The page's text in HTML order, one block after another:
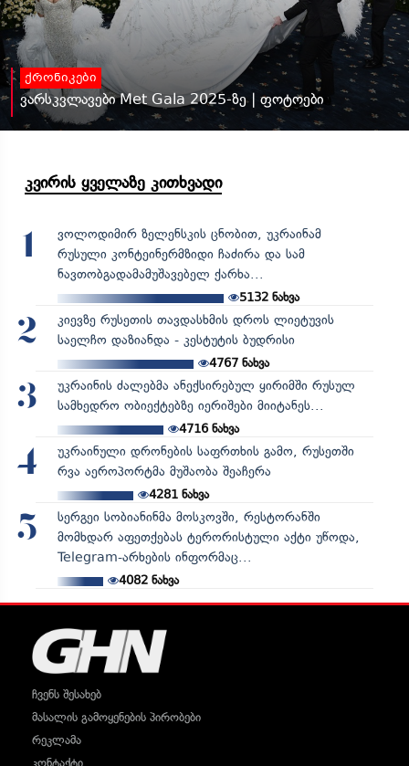
ქრონიკები
ვარსკვლავები Met Gala 2025-ზე | ფოტოები
კვირის ყველაზე კითხვადი
1
ვოლოდიმირ ზელენსკის ცნობით, უკრაინამ
რუსული კონტეინერმზიდი ჩაძირა და სამ
ნავთობგადამამუშავებელ ქარხა...
5132 ნახვა
2
კიევზე რუსეთის თავდასხმის დროს ლიეტუვის
საელჩო დაზიანდა - კესტუტის ბუდრისი
4767ნახვა
3
უკრაინის ძალებმა ანექსირებულ ყირიმში რუსულ
სამხედრო ობიექტებზე იერიშები მიიტანეს...
4716ნახვა
4
უკრაინული დრონების საფრთხის გამო, რუსეთში
რვა აეროპორტმა მუშაობა შეაჩერა
4281ნახვა
5
სერგეი სობიანინმა მოსკოვში, რესტორანში
მომხდარ აფეთქებას ტერორისტული აქტი უწოდა,
Telegram-არხების ინფორმაც...
4082ნახვა
ჩვენს შესახებ
მასალის გამოყენების პირობები
რეკლამა
კონტაქტი